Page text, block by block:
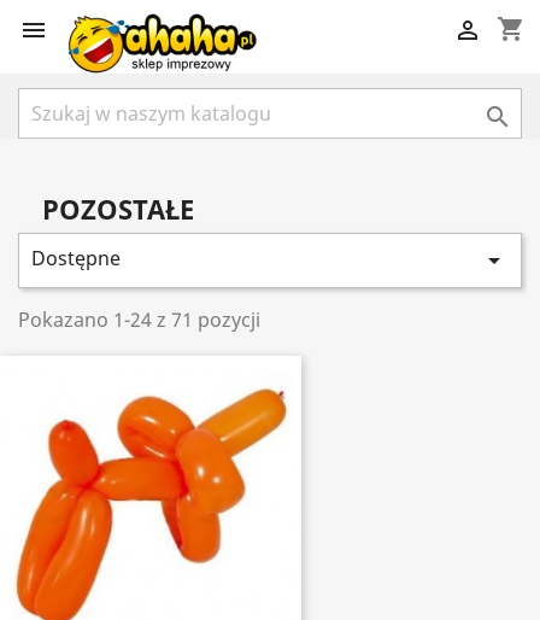
 shopping_cart


POZOSTAŁE
Dostępne 
Pokazano 1-24 z 71 pozycji